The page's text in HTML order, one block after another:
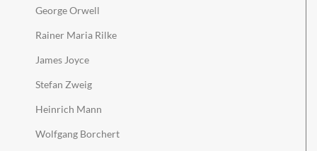
George Orwell
Rainer Maria Rilke
James Joyce
Stefan Zweig
Heinrich Mann
Wolfgang Borchert